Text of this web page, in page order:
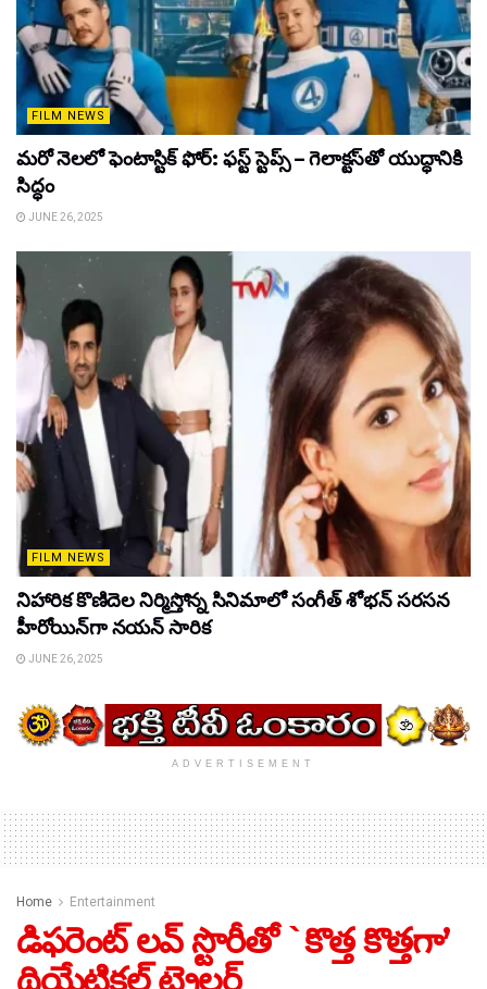
FILM NEWS
మరో నెలలో ఫెంటాస్టిక్ ఫోర్: ఫస్ట్ స్టెప్స్ – గెలాక్టస్‌తో యుద్ధానికి
సిద్ధం
JUNE 26, 2025
FILM NEWS
నిహారిక కొణిదెల నిర్మిస్తోన్న సినిమాలో సంగీత్ శోభన్ సరసన
హీరోయిన్‌గా నయన్ సారిక
JUNE 26, 2025
ADVERTISEMENT
Home Entertainment
డిఫరెంట్ లవ్ స్టొరీతో `కొత్త కొత్తగా’
థియేట్రికల్ ట్రైలర్